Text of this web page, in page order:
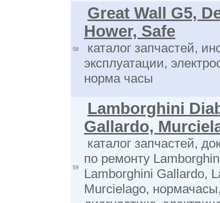
58
Great Wall G5,
Hower, Safe
каталог запчастей,
эксплуатации,
норма часы
59
Lamborghini
Gallardo,
каталог запчастей,
по ремонту
Lamborghini Gallardo,
Murcielago,